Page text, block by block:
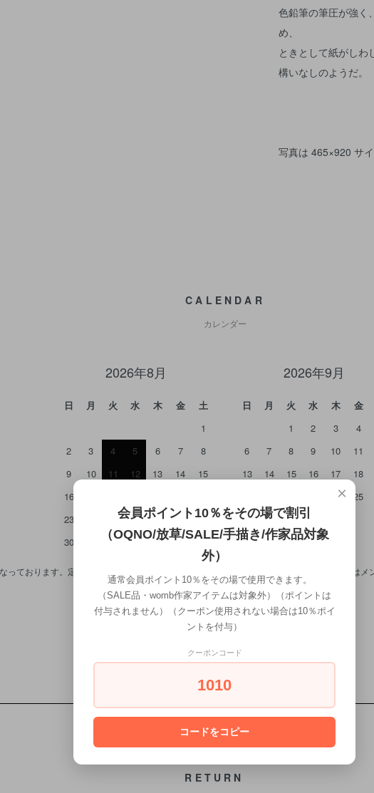
色鉛筆の筆圧が強く
め、
ときとして紙がしわ
構いなしのようだ。
写真は 465×920 サ
CALENDAR
カレンダー
2026年8月
日 月 火 水 木 金
土
1
2
3 4 5 6 7
8
9
10 11 12 13 14
15
16
23
26 27 28
29
30
2026年9月
日 月 火 水 木
金
1
2 3
4
6
7 8 9 10
11
13
14 15 16 17
18
24
25
27
28 29 30
っております。定休日のご注文は基本的には木曜日の発送とさせて頂きます。 7/27（月）は
RETURN
×
会員ポイント10％をその場で割引
（OQNO/放草/SALE/手描き/作家品対象
外）
通常会員ポイント10％をその場で使用できます。
（SALE品・womb作家アイテムは対象外）（ポイントは
付与されません）（クーポン使用されない場合は10％ポイ
ントを付与）
クーポンコード
1010
コードをコピー